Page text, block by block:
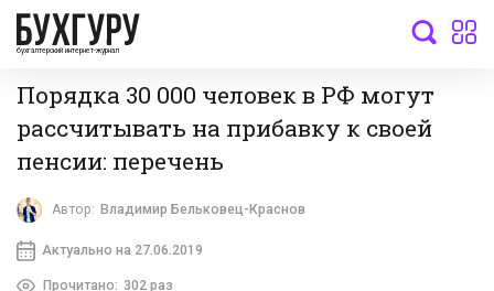
бухгалтерский интернет-журнал
Порядка 30 000 человек в РФ могут
рассчитывать на прибавку к своей
пенсии: перечень
Автор: Владимир Бельковец-Краснов
Актуально на 27.06.2019
Прочитано: 302 раз